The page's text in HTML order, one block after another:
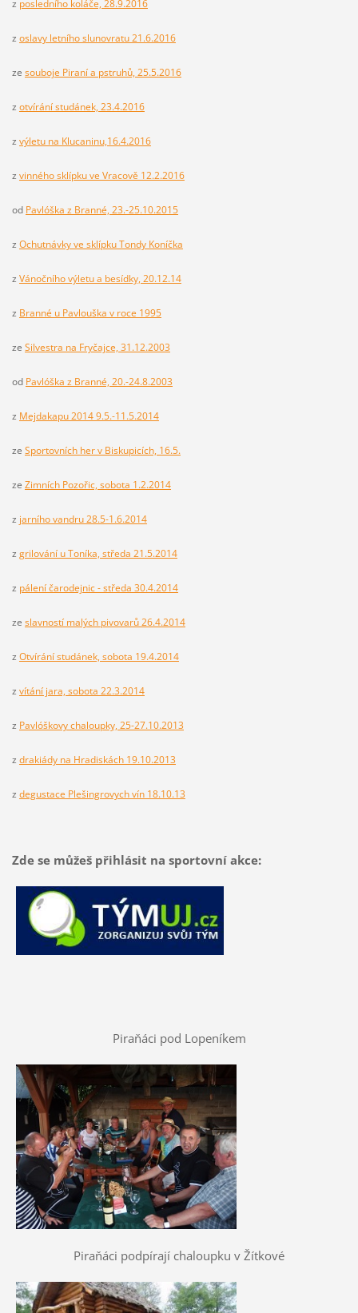
z posledního koláče, 28.9.2016
z oslavy letního slunovratu 21.6.2016
ze souboje Piraní a pstruhů, 25.5.2016
z otvírání studánek, 23.4.2016
z výletu na Klucaninu,16.4.2016
z vinného sklípku ve Vracově 12.2.2016
od Pavlóška z Branné, 23.-25.10.2015
z Ochutnávky ve sklípku Tondy Koníčka
z Vánočního výletu a besídky, 20.12.14
z Branné u Pavlouška v roce 1995
ze Silvestra na Fryčajce, 31.12.2003
od Pavlóška z Branné, 20.-24.8.2003
z Mejdakapu 2014 9.5.-11.5.2014
ze Sportovních her v Biskupicích, 16.5.
ze Zimních Pozořic, sobota 1.2.2014
z jarního vandru 28.5-1.6.2014
z grilování u Toníka, středa 21.5.2014
z pálení čarodejnic - středa 30.4.2014
ze slavností malých pivovarů 26.4.2014
z Otvírání studánek, sobota 19.4.2014
z vítání jara, sobota 22.3.2014
z Pavlóškovy chaloupky, 25-27.10.2013
z drakiády na Hradiskách 19.10.2013
z degustace Plešingrovych vín 18.10.13
Zde se můžeš přihlásit na sportovní akce:
Piraňáci pod Lopeníkem
Piraňáci podpírají chaloupku v Žítkové